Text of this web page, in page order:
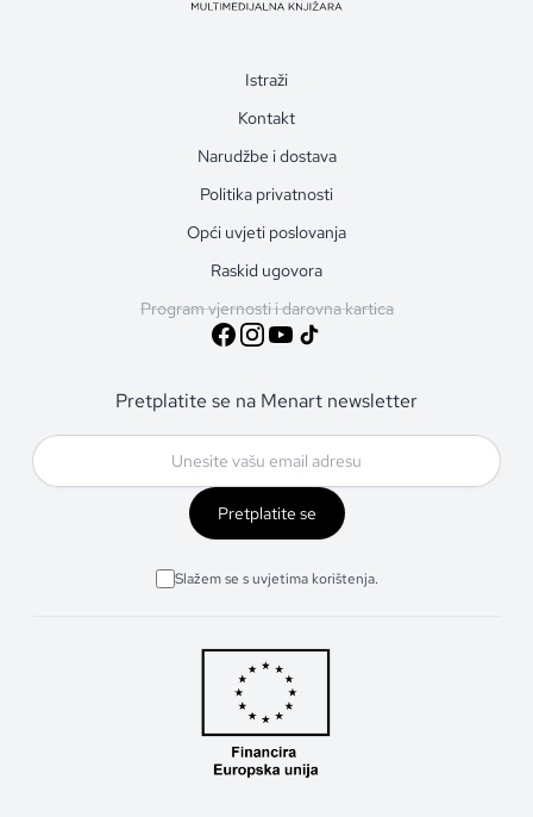
Istraži
Kontakt
Narudžbe i dostava
Politika privatnosti
Opći uvjeti poslovanja
Raskid ugovora
Program vjernosti i darovna kartica
Pretplatite se na Menart newsletter
Pretplatite se
Slažem se s uvjetima korištenja.